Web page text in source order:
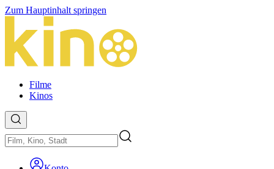
Zum Hauptinhalt springen
Filme
Kinos